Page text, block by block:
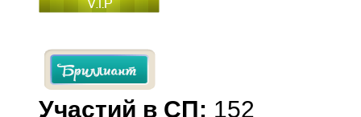
Участий в СП: 152